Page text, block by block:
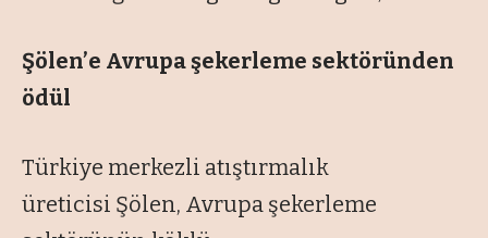
Şölen’e Avrupa şekerleme sektöründen
ödül
Türkiye merkezli atıştırmalık
üreticisi Şölen, Avrupa şekerleme